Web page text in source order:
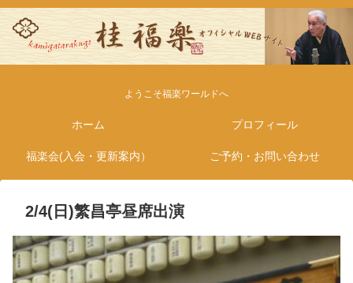
ようこそ福楽ワールドへ
ホーム プロフィール
福楽会(入会・更新案内） ご予約・お問い合わせ
2/4(日)繁昌亭昼席出演